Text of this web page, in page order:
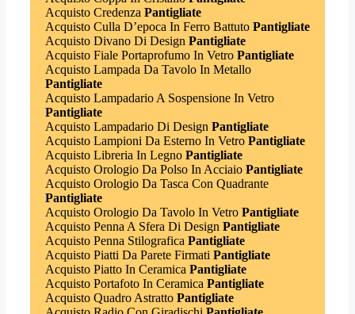
Acquisto Credenza Pantigliate
Acquisto Culla D’epoca In Ferro BattutoPantigliate
Acquisto Divano Di Design Pantigliate
Acquisto Fiale Portaprofumo In VetroPantigliate
Acquisto Lampada Da Tavolo In Metallo
Pantigliate
Acquisto Lampadario A Sospensione In Vetro
Pantigliate
Acquisto Lampadario Di Design Pantigliate
Acquisto Lampioni Da Esterno In VetroPantigliate
Acquisto Libreria In LegnoPantigliate
Acquisto Orologio Da Polso In AcciaioPantigliate
Acquisto Orologio Da Tasca Con Quadrante
Pantigliate
Acquisto Orologio Da Tavolo In VetroPantigliate
Acquisto Penna A Sfera Di Design Pantigliate
Acquisto Penna Stilografica Pantigliate
Acquisto Piatti Da Parete Firmati Pantigliate
Acquisto Piatto In Ceramica Pantigliate
Acquisto Portafoto In Ceramica Pantigliate
Acquisto Quadro AstrattoPantigliate